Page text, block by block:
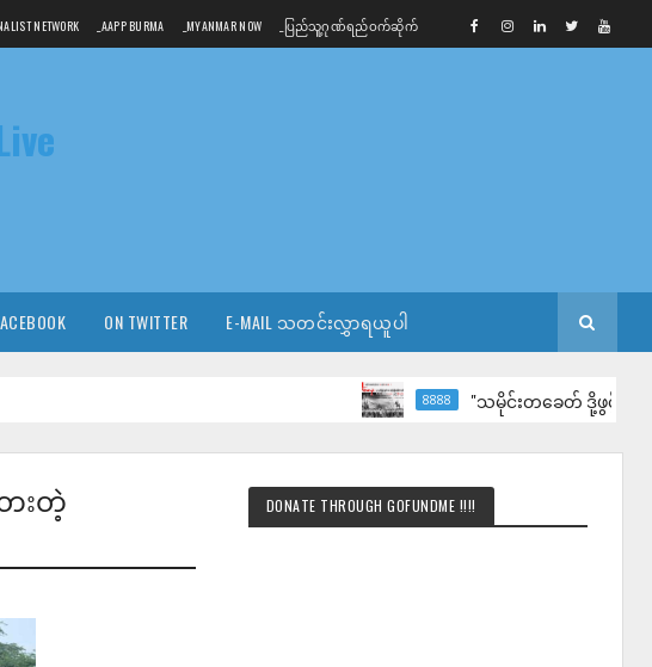
NETWORK _AAPP BURMA _MYANMAR NOW _ပြည်သူ့ဂုဏ်ရည်ဝက်ဆိုက်
ON TWITTER E-MAIL သတင်းလွှာရယူပါ
8888 "သမိုင်းတခေတ် ဒို့ဖွင့်လှစ် - ၈ ရက်၊
းတဲ့
DONATE THROUGH GOFUNDME !!!!